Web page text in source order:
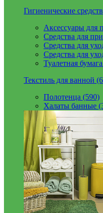
Гигиенические
Аксессуары для
Средства для
Средства для
Средства для
Туалетная
Текстиль для ванной
Полотенца (590)
Халаты банные